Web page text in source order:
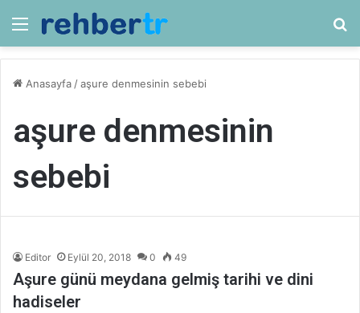
Menü
Anasayfa /aşure denmesinin sebebi
aşure denmesinin
sebebi
Editor Eylül 20, 2018 0 49
Aşure günü meydana gelmiş tarihi ve dini
hadiseler